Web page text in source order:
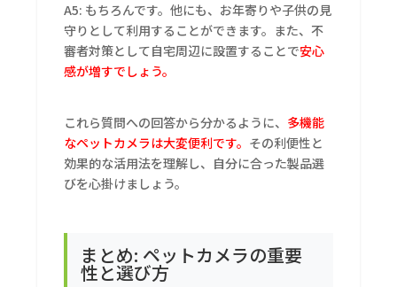
A5: もちろんです。他にも、お年寄りや子供の見
守りとして利用することができます。また、不
審者対策として自宅周辺に設置することで安心
感が増すでしょう。
これら質問への回答から分かるように、 多機能
なペットカメラは大変便利です。 その利便性と
効果的な活用法を理解し、自分に合った製品選
びを心掛けましょう。
まとめ: ペットカメラの重要
性と選び方